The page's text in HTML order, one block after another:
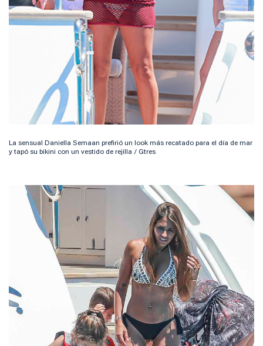
La sensual Daniella Semaan prefirió un look más recatado para el día de mar
y tapó su bikini con un vestido de rejilla / Gtres